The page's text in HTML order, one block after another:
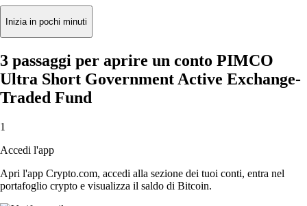
Inizia in pochi minuti
3 passaggi per aprire un conto PIMCO
Ultra Short Government Active Exchange-
Traded Fund
1
Accedi l'app
Apri l'app Crypto.com, accedi alla sezione dei tuoi conti, entra nel
portafoglio crypto e visualizza il saldo di Bitcoin.